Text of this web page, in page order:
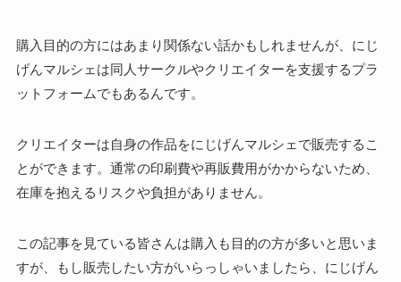
購入目的の方にはあまり関係ない話かもしれませんが、にじ
げんマルシェは同人サークルやクリエイターを支援するプラ
ットフォームでもあるんです。
クリエイターは自身の作品をにじげんマルシェで販売するこ
とができます。通常の印刷費や再販費用がかからないため、
在庫を抱えるリスクや負担がありません。
この記事を見ている皆さんは購入も目的の方が多いと思いま
すが、もし販売したい方がいらっしゃいましたら、にじげん